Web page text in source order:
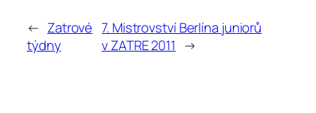
← Zatrové
týdny
7. Mistrovství Berlína juniorů
v ZATRE 2011 →